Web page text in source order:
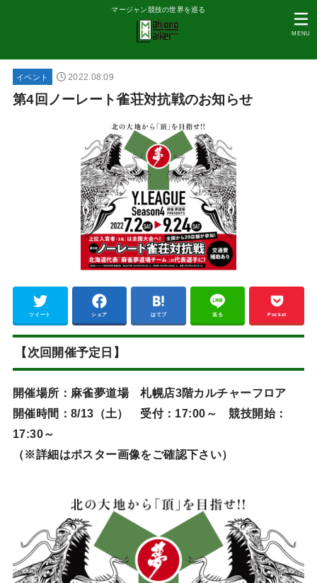
マージャン競技の世界を巡る
MENU
イベント 2022.08.09
第4回ノーレート雀荘対抗戦のお知らせ
ツイート シェア はてブ 送る Pocket
【次回開催予定日】
開催場所：麻雀夢道場 札幌店3階カルチャーフロア
開催時間：8/13（土） 受付：17:00～ 競技開始：
17:30～
（※詳細はポスター画像をご確認下さい）